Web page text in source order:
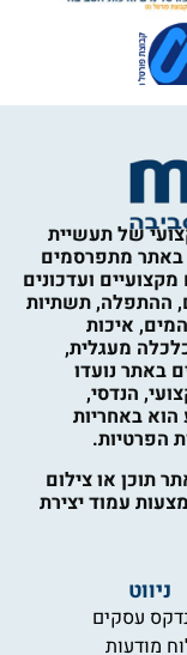
של תעשיית
באתר מתפרסמים
ועדכונים
ההתפלה, תשתיות
איכות
מעגלית,
באתר נועדו
הנדסי,
באחריות
הפרטיות.
תוכן או צילום
עמוד יצירת
ניווט
עסקים
מודעות